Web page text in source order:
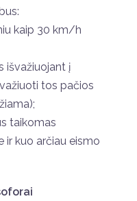
kaip 30 km/h
išvažiuojant į
tos pačios
taikomas
ir kuo arčiau eismo